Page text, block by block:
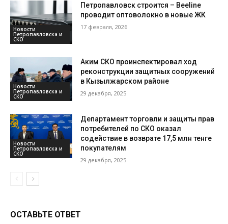
Новости
Петропавловска и
СКО
Петропавловск строится – Beeline
проводит оптоволокно в новые ЖК
17 февраля, 2026
Новости
Петропавловска и
СКО
Аким СКО проинспектировал ход
реконструкции защитных сооружений
в Кызылжарском районе
29 декабря, 2025
Новости
Петропавловска и
СКО
Департамент торговли и защиты прав
потребителей по СКО оказал
содействие в возврате 17,5 млн тенге
покупателям
29 декабря, 2025
ОСТАВЬТЕ ОТВЕТ